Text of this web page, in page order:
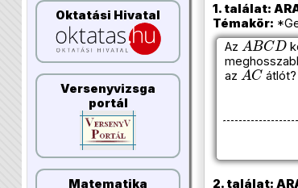
Oktatási Hivatal
Versenyvizsga
portál
Matematika
1. találat:
Témakör:
Az
ABCD
az
AC
átlót?
2. találat: